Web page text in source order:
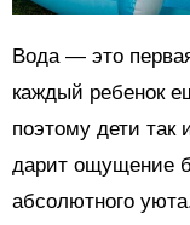
Вода — это
каждый ребенок
поэтому дети так
дарит ощущение
абсолютного